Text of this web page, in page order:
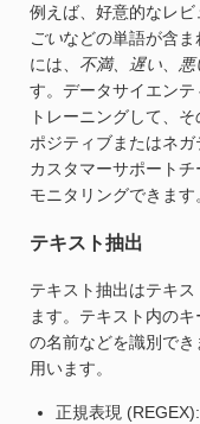
例えば、好意的なレビ
ごいなどの単語が含
には、 不満、遅い 悪
す。データサイエン
トレーニングして、
ポジティブまたはネガ
カスタマーサポート
モニタリングできます
テキスト抽出
テキスト抽出はテキ
ます。テキスト内の
の名前などを識別で
用います。
正規表現